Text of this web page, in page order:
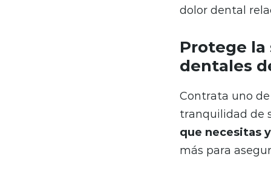
dolor dental
Protege
dentales
Contrata uno
tranquilidad de
que necesitas
más para